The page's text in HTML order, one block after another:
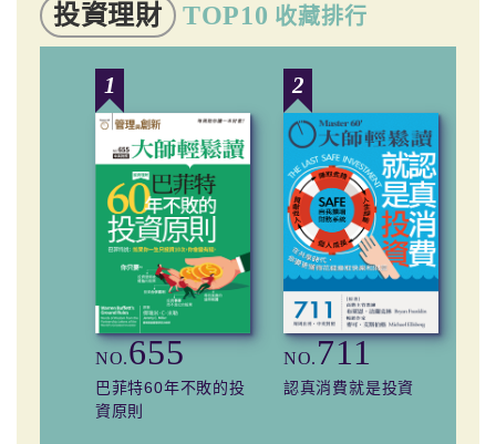
投資理財 TOP10 收藏排行
1
NO.655
巴菲特60年不敗的投
資原則
2
NO.711
認真消費就是投資